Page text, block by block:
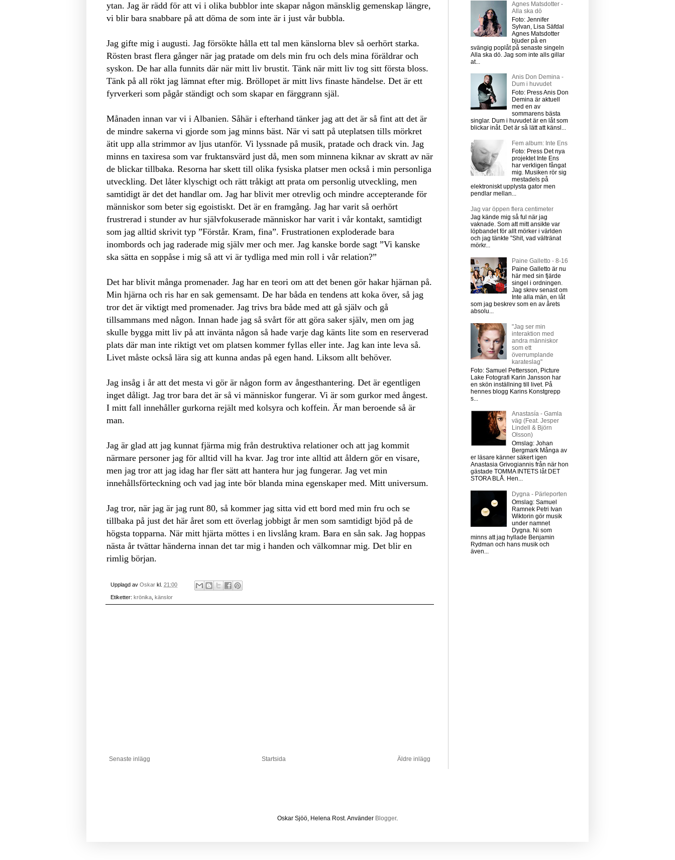
ytan. Jag är rädd för att vi i olika bubblor inte skapar någon mänsklig gemenskap längre,
vi blir bara snabbare på att döma de som inte är i just vår bubbla.
Jag gifte mig i augusti. Jag försökte hålla ett tal men känslorna blev så oerhört starka.
Rösten brast flera gånger när jag pratade om dels min fru och dels mina föräldrar och
syskon. De har alla funnits där när mitt liv brustit. Tänk när mitt liv tog sitt första bloss.
Tänk på all rökt jag lämnat efter mig. Bröllopet är mitt livs finaste händelse. Det är ett
fyrverkeri som pågår ständigt och som skapar en färggrann själ.
Månaden innan var vi i Albanien. Såhär i efterhand tänker jag att det är så fint att det är
de mindre sakerna vi gjorde som jag minns bäst. När vi satt på uteplatsen tills mörkret
ätit upp alla strimmor av ljus utanför. Vi lyssnade på musik, pratade och drack vin. Jag
minns en taxiresa som var fruktansvärd just då, men som minnena kiknar av skratt av när
de blickar tillbaka. Resorna har skett till olika fysiska platser men också i min personliga
utveckling. Det låter klyschigt och rätt tråkigt att prata om personlig utveckling, men
samtidigt är det det handlar om. Jag har blivit mer otrevlig och mindre accepterande för
människor som beter sig egoistiskt. Det är en framgång. Jag har varit så oerhört
frustrerad i stunder av hur självfokuserade människor har varit i vår kontakt, samtidigt
som jag alltid skrivit typ ”Förstår. Kram, fina”. Frustrationen exploderade bara
inombords och jag raderade mig själv mer och mer. Jag kanske borde sagt ”Vi kanske
ska sätta en soppåse i mig så att vi är tydliga med min roll i vår relation?”
Det har blivit många promenader. Jag har en teori om att det benen gör hakar hjärnan på.
Min hjärna och ris har en sak gemensamt. De har båda en tendens att koka över, så jag
tror det är viktigt med promenader. Jag trivs bra både med att gå själv och gå
tillsammans med någon. Innan hade jag så svårt för att göra saker själv, men om jag
skulle bygga mitt liv på att invänta någon så hade varje dag känts lite som en reserverad
plats där man inte riktigt vet om platsen kommer fyllas eller inte. Jag kan inte leva så.
Livet måste också lära sig att kunna andas på egen hand. Liksom allt behöver.
Jag insåg i år att det mesta vi gör är någon form av ångesthantering. Det är egentligen
inget dåligt. Jag tror bara det är så vi människor fungerar. Vi är som gurkor med ångest.
I mitt fall innehåller gurkorna rejält med kolsyra och koffein. Är man beroende så är
man.
Jag är glad att jag kunnat fjärma mig från destruktiva relationer och att jag kommit
närmare personer jag för alltid vill ha kvar. Jag tror inte alltid att åldern gör en visare,
men jag tror att jag idag har fler sätt att hantera hur jag fungerar. Jag vet min
innehållsförteckning och vad jag inte bör blanda mina egenskaper med. Mitt universum.
Jag tror, när jag är jag runt 80, så kommer jag sitta vid ett bord med min fru och se
tillbaka på just det här året som ett överlag jobbigt år men som samtidigt bjöd på de
högsta topparna. När mitt hjärta möttes i en livslång kram. Bara en sån sak. Jag hoppas
nästa år tvättar händerna innan det tar mig i handen och välkomnar mig. Det blir en
rimlig början.
Upplagd av Oskar kl. 21:00
Etiketter: krönika känslor
Senaste inlägg Äldre inlägg
Startsida
Agnes Matsdotter -
Alla ska dö
Foto: Jennifer
Sylvan, Lisa Säfdal
Agnes Matsdotter
bjuder på en
svängig poplåt på senaste singeln
Alla ska dö. Jag som inte alls gillar
at...
Anis Don Demina -
Dum i huvudet
Foto: Press Anis Don
Demina är aktuell
med en av
sommarens bästa
singlar. Dum i huvudet är en låt som
blickar inåt. Det är så lätt att känsl...
Fem album: Inte Ens
Foto: Press Det nya
projektet Inte Ens
har verkligen fångat
mig. Musiken rör sig
mestadels på
elektroniskt upplysta gator men
pendlar mellan...
Jag var öppen flera centimeter
Jag kände mig så ful när jag
vaknade. Som att mitt ansikte var
löpbandet för allt mörker i världen
och jag tänkte ”Shit, vad vältränat
mörkr...
Paine Galletto - 8-16
Paine Galletto är nu
här med sin fjärde
singel i ordningen.
Jag skrev senast om
Inte alla män, en låt
som jag beskrev som en av årets
absolu...
"Jag ser min
interaktion med
andra människor
som ett
överrumplande
karateslag"
Foto: Samuel Pettersson, Picture
Lake Fotografi Karin Jansson har
en skön inställning till livet. På
hennes blogg Karins Konstgrepp
s...
Anastasía - Gamla
väg (Feat. Jesper
Lindell & Björn
Olsson)
Omslag: Johan
Bergmark Många av
er läsare känner säkert igen
Anastasia Grivogiannis från när hon
gästade TOMMA INTETS låt DET
STORA BLÅ. Hen...
Dygna - Pärleporten
Omslag: Samuel
Ramnek Petri Ivan
Wiktorin gör musik
under namnet
Dygna. Ni som
minns att jag hyllade Benjamin
Rydman och hans musik och
även...
Oskar Sjöö, Helena Rost. Använder Blogger.